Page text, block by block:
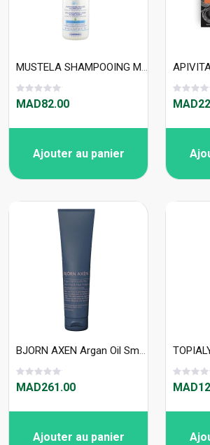
MUSTELA SHAMPOOING MOUSSE NOURRISSON DIFFUSEUR 150ML
MAD82.00
Ajouter au panier
BJORN AXEN Argan Oil Smooth Milk 150 ml
MAD261.00
Ajouter au panier